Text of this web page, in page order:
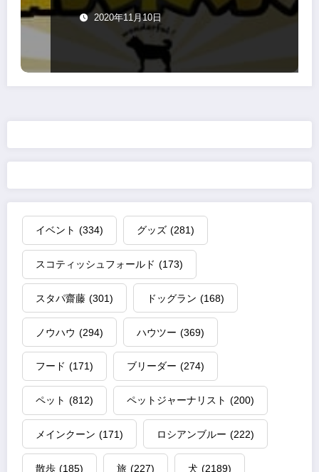
ービス！
2020年11月10日
イベント (334) グッズ (281)
スコティッシュフォールド (173)
スタパ齋藤 (301) ドッグラン (168)
ノウハウ (294) ハウツー (369)
フード (171) ブリーダー (274)
ペット (812) ペットジャーナリスト (200)
メインクーン (171) ロシアンブルー (222)
散歩 (185) 旅 (227) 犬 (2189)